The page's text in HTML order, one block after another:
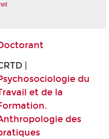
|
du
et de la
des